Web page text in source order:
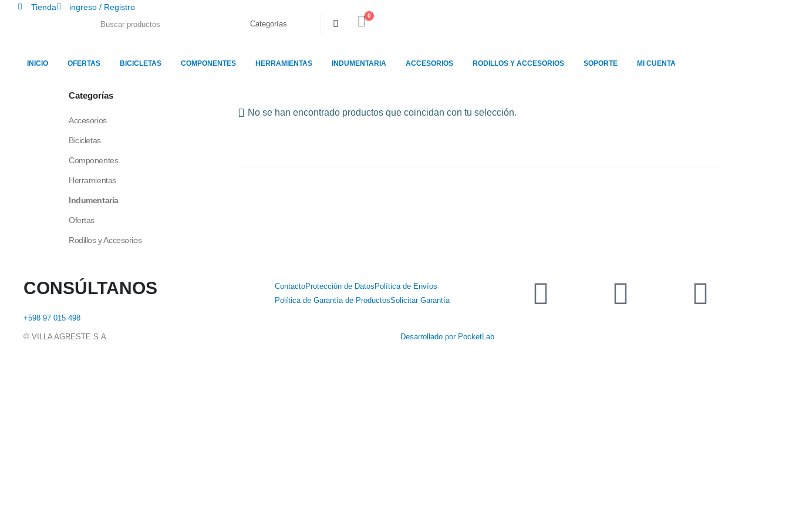
Tienda ingreso / Registro
0
INICIO OFERTAS BICICLETAS COMPONENTES HERRAMIENTAS INDUMENTARIA ACCESORIOS RODILLOS Y ACCESORIOS SOPORTE MI CUENTA
No se han encontrado productos que coincidan con tu selección.
Categorías
Accesorios
Bicicletas
Componentes
Herramientas
Indumentaria
Ofertas
Rodillos y Accesorios
CONSÚLTANOS
+598 97 015 498
ContactoProtección de Datos Política de Envíos
Política de Garantía de ProductosSolicitar Garantía
© VILLA AGRESTE S.A Desarrollado por PocketLab